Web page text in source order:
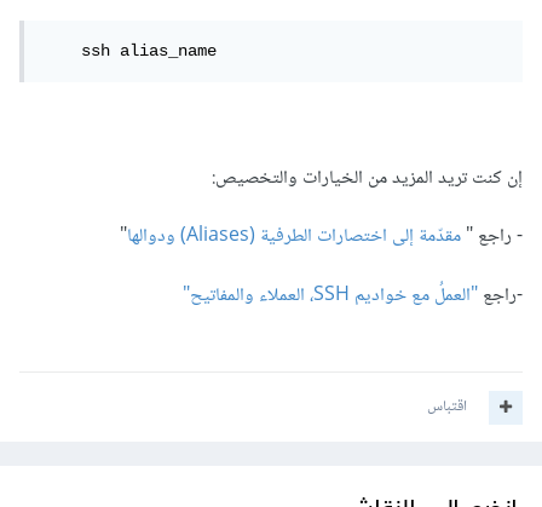
    ssh alias_name
إن كنت تريد المزيد من الخيارات والتخصيص:
- راجع "مقدّمة إلى اختصارات الطرفية (Aliases) ودوالها
"
-راجع"العملُ مع خواديم SSH، العملاء والمفاتيح"
اقتباس